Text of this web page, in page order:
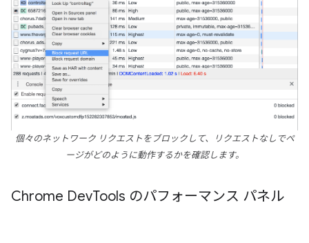
個々のネットワーク リクエストをブロックして、リクエストなしでペ
ージがどのように動作するかを確認します。
Chrome DevTools のパフォーマンス パネル